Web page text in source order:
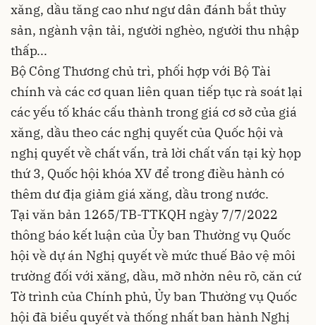
xăng, dầu tăng cao như ngư dân đánh bắt thủy
sản, ngành vận tải, người nghèo, người thu nhập
thấp...
Bộ Công Thương chủ trì, phối hợp với Bộ Tài
chính và các cơ quan liên quan tiếp tục rà soát lại
các yếu tố khác cấu thành trong giá cơ sở của giá
xăng, dầu theo các nghị quyết của Quốc hội và
nghị quyết về chất vấn, trả lời chất vấn tại kỳ họp
thứ 3, Quốc hội khóa XV để trong điều hành có
thêm dư địa giảm giá xăng, dầu trong nước.
Tại văn bản 1265/TB-TTKQH ngày 7/7/2022
thông báo kết luận của Ủy ban Thường vụ Quốc
hội về dự án Nghị quyết về mức thuế Bảo vệ môi
trường đối với xăng, dầu, mỡ nhờn nêu rõ, căn cứ
Tờ trình của Chính phủ, Ủy ban Thường vụ Quốc
hội đã biểu quyết và thống nhất ban hành Nghị